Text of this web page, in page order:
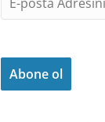
-
o
t
Abone ol